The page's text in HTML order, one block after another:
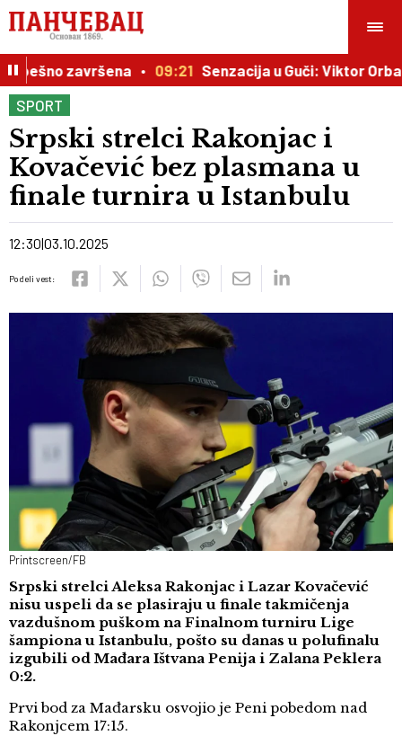
završena 09:21 Senzacija u Guči: Viktor
SPORT
Srpski strelci Rakonjac i
Kovačević bez plasmana u
finale turnira u Istanbulu
12:30 03.10.2025
Podeli vest:
Printscreen/FB
Srpski strelci Aleksa Rakonjac i Lazar Kovačević
nisu uspeli da se plasiraju u finale takmičenja
vazdušnom puškom na Finalnom turniru Lige
šampiona u Istanbulu, pošto su danas u polufinalu
izgubili od Mađara Ištvana Penija i Zalana Peklera
0:2.
Prvi bod za Mađarsku osvojio je Peni pobedom nad
Rakonjcem 17:15.